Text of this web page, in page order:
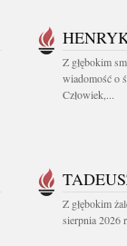
Z głębokim
wiadomość o
Człowiek,...
Z głębokim
sierpnia 2026